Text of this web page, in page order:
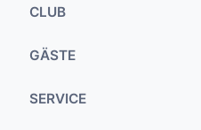
Special Events
Wettspiele mit
Der Platz
Greenkeeping
CLUB
Prinzipien
GÄSTE
Greenfee
SERVICE